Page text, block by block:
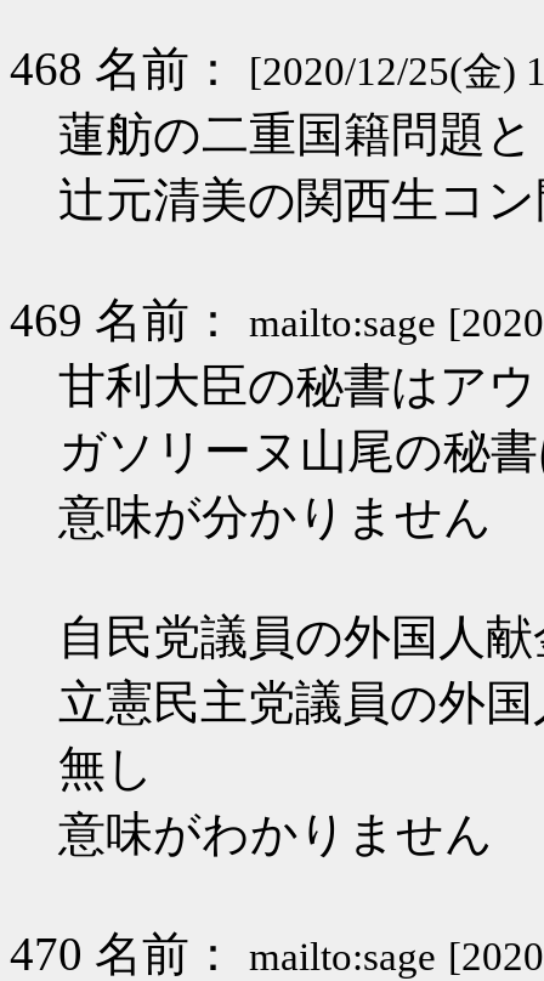
468 名前： [2020/12/25(金)
蓮舫の二重国籍問題と
辻元清美の関西生コ
469 名前： mailto:sage
甘利大臣の秘書はア
ガソリーヌ山尾の秘
意味が分かりません
自民党議員の外国人
立憲民主党議員の外
無し
意味がわかりません
470 名前： mailto:sage